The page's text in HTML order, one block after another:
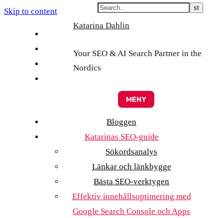
Skip to content
Katarina Dahlin
Your SEO & AI Search Partner in the
Nordics
MENY
Bloggen
Katarinas SEO-guide
Sökordsanalys
Länkar och länkbygge
Bästa SEO-verktygen
Effektiv innehållsoptimering med
Google Search Console och Apps